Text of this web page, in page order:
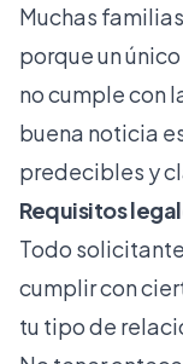
Muchas
porque un
no cumple con
buena noticia
predecibles y
Requisitos
Todo
cumplir con
tu tipo de